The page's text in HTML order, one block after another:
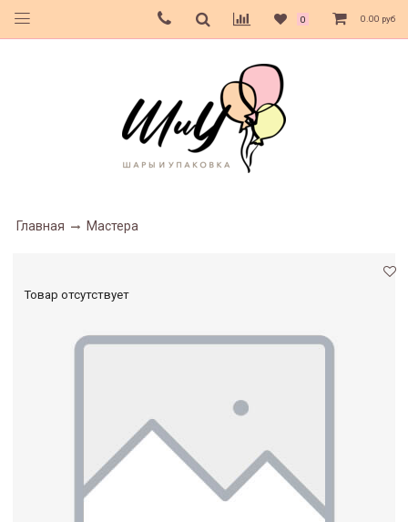
0 0.00 руб
Главная Мастера
Товар отсутствует